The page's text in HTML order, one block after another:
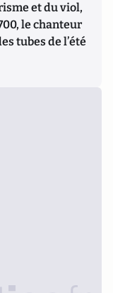
et du viol,
le chanteur
tubes de l’été